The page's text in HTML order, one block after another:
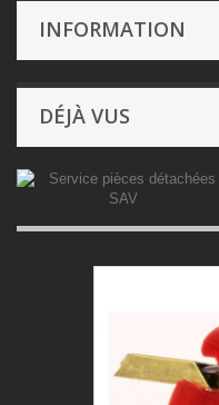
INFORMATION
DÉJÀ VUS